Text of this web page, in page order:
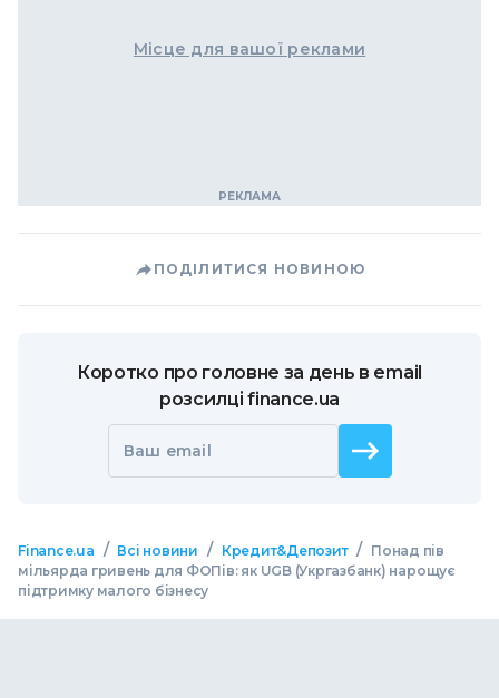
Місце для вашої реклами
ПОДІЛИТИСЯ НОВИНОЮ
Коротко про головне за день в email
розсилці finance.ua
Ваш email
Finance.ua / Всі новини / Кредит&Депозит / Понад пів
мільярда гривень для ФОПів: як UGB (Укргазбанк) нарощує
підтримку малого бізнесу